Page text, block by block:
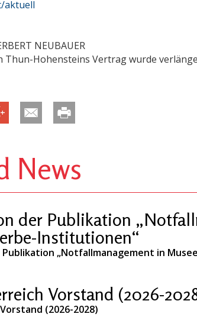
aktuell
NEUBAUER
Thun-Hohensteins Vertrag wurde
News
der Publikation
Institutionen“
„Notfallmanagement in
Vorstand (2026-
(2026-2028)